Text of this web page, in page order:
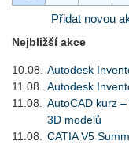
Přidat novou
Nejbližší akce
10.08.
Autodesk
11.08.
Autodesk
11.08.
AutoCAD kurz
3D modelů
11.08.
CATIA V5